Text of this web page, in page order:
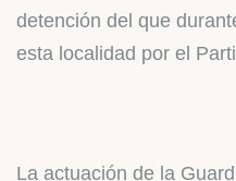
detención del que
esta localidad por el
La actuación de la